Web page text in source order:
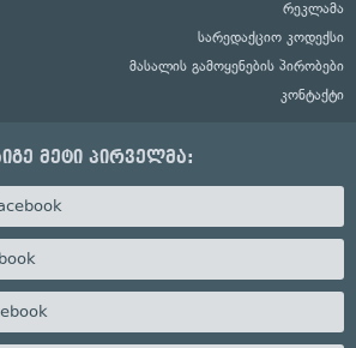
რეკლამა
სარედაქციო კოდექსი
მასალის გამოყენების პირობები
კონტაქტი
მეტი პირველმა: